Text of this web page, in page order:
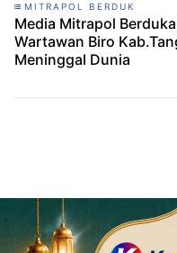
MITRAPOL BERDUK
Media Mitrapol
Wartawan Biro
Meninggal Dunia